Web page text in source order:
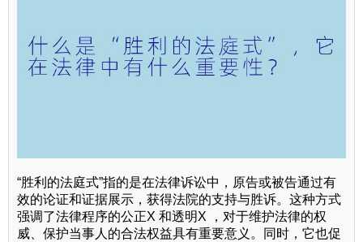
“胜利的法庭式”指的是在法律诉讼中，原告或被告通过有
效的论证和证据展示，获得法院的支持与胜诉。这种方式
强调了法律程序的公正X 和透明X ，对于维护法律的权
威、保护当事人的合法权益具有重要意义。同时，它也促